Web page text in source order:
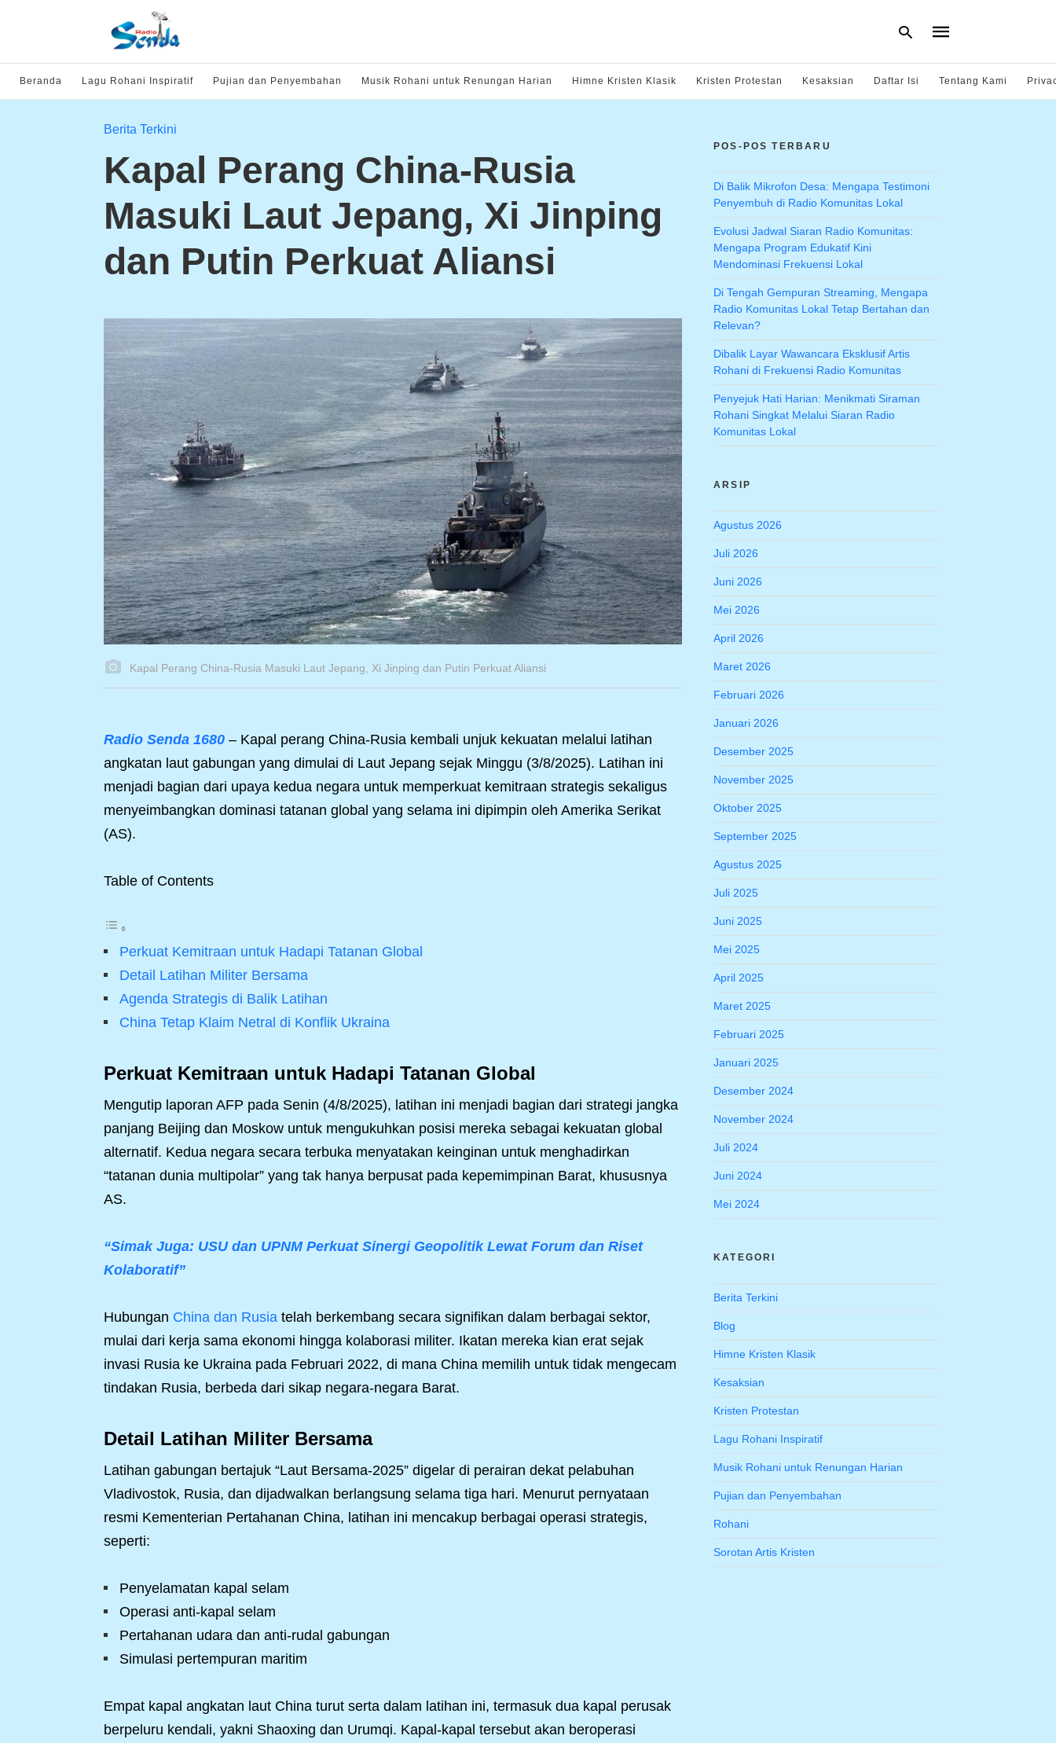
Beranda Lagu Rohani Inspiratif Pujian dan Penyembahan Musik Rohani untuk Renungan Harian Himne Kristen Klasik Kristen Protestan Kesaksian Daftar Isi Tentang Kami
Berita Terkini
Kapal Perang China-Rusia
Masuki Laut Jepang, Xi Jinping
dan Putin Perkuat Aliansi
Kapal Perang China-Rusia Masuki Laut Jepang, Xi Jinping dan Putin Perkuat Aliansi
Radio Senda 1680 – Kapal perang China-Rusia kembali unjuk kekuatan melalui latihan
angkatan laut gabungan yang dimulai di Laut Jepang sejak Minggu (3/8/2025). Latihan ini
menjadi bagian dari upaya kedua negara untuk memperkuat kemitraan strategis sekaligus
menyeimbangkan dominasi tatanan global yang selama ini dipimpin oleh Amerika Serikat
(AS).
Table of Contents
Perkuat Kemitraan untuk Hadapi Tatanan Global
Detail Latihan Militer Bersama
Agenda Strategis di Balik Latihan
China Tetap Klaim Netral di Konflik Ukraina
Perkuat Kemitraan untuk Hadapi Tatanan Global
Mengutip laporan AFP pada Senin (4/8/2025), latihan ini menjadi bagian dari strategi jangka
panjang Beijing dan Moskow untuk mengukuhkan posisi mereka sebagai kekuatan global
alternatif. Kedua negara secara terbuka menyatakan keinginan untuk menghadirkan
“tatanan dunia multipolar” yang tak hanya berpusat pada kepemimpinan Barat, khususnya
AS.
“Simak Juga: USU dan UPNM Perkuat Sinergi Geopolitik Lewat Forum dan Riset
Kolaboratif”
Hubungan China dan Rusia telah berkembang secara signifikan dalam berbagai sektor,
mulai dari kerja sama ekonomi hingga kolaborasi militer. Ikatan mereka kian erat sejak
invasi Rusia ke Ukraina pada Februari 2022, di mana China memilih untuk tidak mengecam
tindakan Rusia, berbeda dari sikap negara-negara Barat.
Detail Latihan Militer Bersama
Latihan gabungan bertajuk “Laut Bersama-2025” digelar di perairan dekat pelabuhan
Vladivostok, Rusia, dan dijadwalkan berlangsung selama tiga hari. Menurut pernyataan
resmi Kementerian Pertahanan China, latihan ini mencakup berbagai operasi strategis,
seperti:
Penyelamatan kapal selam
Operasi anti-kapal selam
Pertahanan udara dan anti-rudal gabungan
Simulasi pertempuran maritim
Empat kapal angkatan laut China turut serta dalam latihan ini, termasuk dua kapal perusak
berpeluru kendali, yakni Shaoxing dan Urumqi. Kapal-kapal tersebut akan beroperasi
POS-POS TERBARU
Di Balik Mikrofon Desa: Mengapa Testimoni
Penyembuh di Radio Komunitas Lokal
Evolusi Jadwal Siaran Radio Komunitas:
Mengapa Program Edukatif Kini
Mendominasi Frekuensi Lokal
Di Tengah Gempuran Streaming, Mengapa
Radio Komunitas Lokal Tetap Bertahan dan
Relevan?
Dibalik Layar Wawancara Eksklusif Artis
Rohani di Frekuensi Radio Komunitas
Penyejuk Hati Harian: Menikmati Siraman
Rohani Singkat Melalui Siaran Radio
Komunitas Lokal
ARSIP
Agustus 2026
Juli 2026
Juni 2026
Mei 2026
April 2026
Maret 2026
Februari 2026
Januari 2026
Desember 2025
November 2025
Oktober 2025
September 2025
Agustus 2025
Juli 2025
Juni 2025
Mei 2025
April 2025
Maret 2025
Februari 2025
Januari 2025
Desember 2024
November 2024
Juli 2024
Juni 2024
Mei 2024
KATEGORI
Berita Terkini
Blog
Himne Kristen Klasik
Kesaksian
Kristen Protestan
Lagu Rohani Inspiratif
Musik Rohani untuk Renungan Harian
Pujian dan Penyembahan
Rohani
Sorotan Artis Kristen